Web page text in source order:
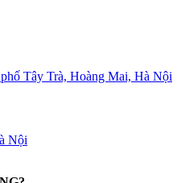
Tây Trà, Hoàng Mai, Hà Nội
Nội